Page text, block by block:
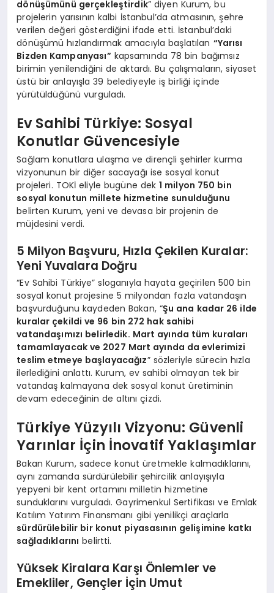
dönüşümünü gerçekleştirdik” diyen Kurum, bu
projelerin yarısının kalbi İstanbul’da atmasının, şehre
verilen değeri gösterdiğini ifade etti. İstanbul’daki
dönüşümü hızlandırmak amacıyla başlatılan “Yarısı
Bizden Kampanyası” kapsamında 78 bin bağımsız
birimin yenilendiğini de aktardı. Bu çalışmaların, siyaset
üstü bir anlayışla 39 belediyeyle iş birliği içinde
yürütüldüğünü vurguladı.
Ev Sahibi Türkiye: Sosyal
Konutlar Güvencesiyle
Sağlam konutlara ulaşma ve dirençli şehirler kurma
vizyonunun bir diğer sacayağı ise sosyal konut
projeleri. TOKİ eliyle bugüne dek1 milyon 750 bin
sosyal konutun millete hizmetine sunulduğunu
belirten Kurum, yeni ve devasa bir projenin de
müjdesini verdi.
5 Milyon Başvuru, Hızla Çekilen Kuralar:
Yeni Yuvalara Doğru
“Ev Sahibi Türkiye” sloganıyla hayata geçirilen 500 bin
sosyal konut projesine 5 milyondan fazla vatandaşın
başvurduğunu kaydeden Bakan, “Şu ana kadar 26 ilde
kuralar çekildi ve 96 bin 272 hak sahibi
vatandaşımızı belirledik. Mart ayında tüm kuraları
tamamlayacak ve 2027 Mart ayında da evlerimizi
teslim etmeye başlayacağız” sözleriyle sürecin hızla
ilerlediğini anlattı. Kurum, ev sahibi olmayan tek bir
vatandaş kalmayana dek sosyal konut üretiminin
devam edeceğinin de altını çizdi.
Türkiye Yüzyılı Vizyonu: Güvenli
Yarınlar İçin İnovatif Yaklaşımlar
Bakan Kurum, sadece konut üretmekle kalmadıklarını,
aynı zamanda sürdürülebilir şehircilik anlayışıyla
yepyeni bir kent ortamını milletin hizmetine
sunduklarını vurguladı. Gayrimenkul Sertifikası ve Emlak
Katılım Yatırım Finansmanı gibi yenilikçi araçlarla
sürdürülebilir bir konut piyasasının gelişimine katkı
sağladıklarını belirtti.
Yüksek Kiralara Karşı Önlemler ve
Emekliler, Gençler İçin Umut